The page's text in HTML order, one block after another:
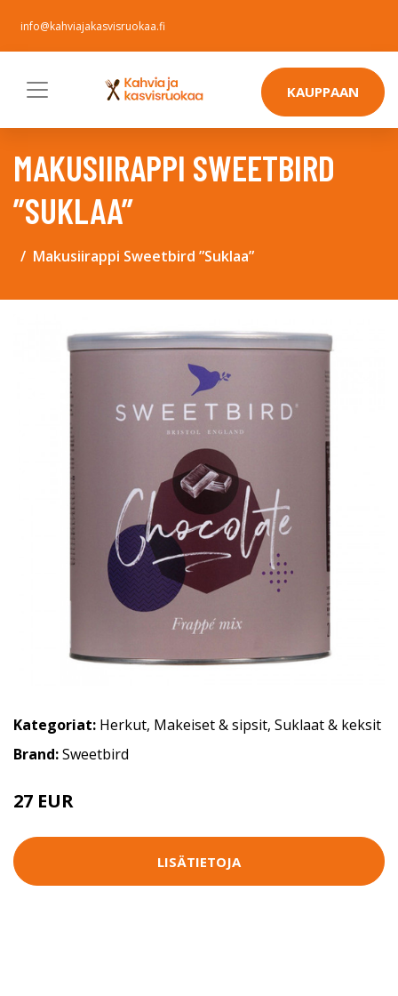
info@kahviajakasvisruokaa.fi
KAUPPAAN
MAKUSIIRAPPI SWEETBIRD
”SUKLAA”
Makusiirappi Sweetbird ”Suklaa”
Kategoriat: Herkut, Makeiset & sipsit, Suklaat & keksit
Brand:Sweetbird
27 EUR
LISÄTIETOJA